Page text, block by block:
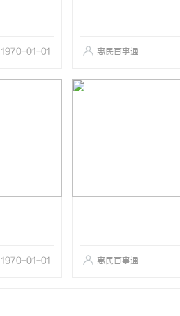
1970-01-01 惠民百事通
1970-01-01 惠民百事通